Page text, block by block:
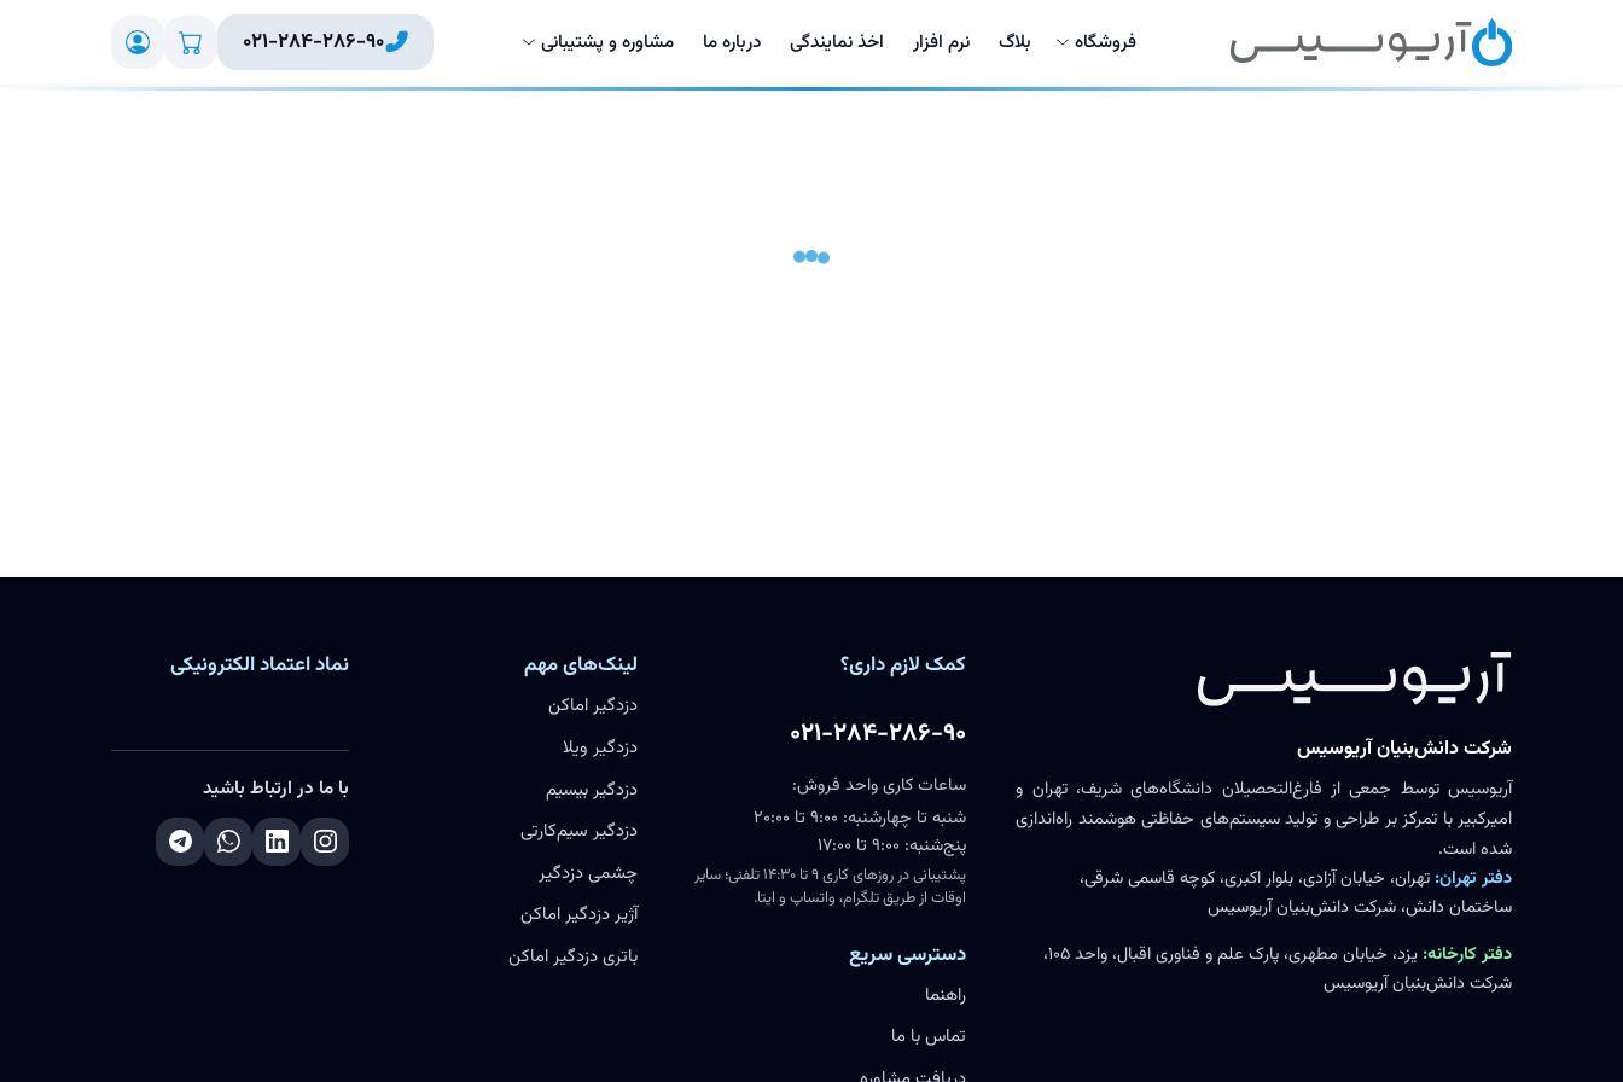
فروشگاه بلاگ نرم افزار اخذ نمایندگی درباره ما مشاوره و پشتیبانی ۰۲۱-۲۸۴-۲۸۶-۹۰
شرکت دانش‌بنیان آریوسیس
آریوسیس توسط جمعی از فارغ‌التحصیلان دانشگاه‌های شریف، تهران و
امیرکبیر با تمرکز بر طراحی و تولید سیستم‌های حفاظتی هوشمند راه‌اندازی
شده است.
دفتر تهران: تهران، خیابان آزادی، بلوار اکبری، کوچه قاسمی شرقی،
ساختمان دانش، شرکت دانش‌بنیان آریوسیس
دفتر کارخانه:
یزد، خیابان مطهری، پارک علم و فناوری اقبال، واحد ۱۰۵،
شرکت دانش‌بنیان آریوسیس
کمک لازم داری؟
۰۲۱-۲۸۴-۲۸۶-۹۰
ساعات کاری واحد فروش:
شنبه تا چهارشنبه: ۹:۰۰ تا ۲۰:۰۰
پنج‌شنبه: ۹:۰۰ تا ۱۷:۰۰
پشتیبانی در روزهای کاری ۹ تا ۱۴:۳۰ تلفنی؛ سایر
اوقات از طریق تلگرام، واتساپ و ایتا.
دسترسی سریع
راهنما
تماس با ما
لینک‌های مهم
دزدگیر اماکن
دزدگیر ویلا
دزدگیر بیسیم
دزدگیر سیم‌کارتی
چشمی دزدگیر
آژیر دزدگیر اماکن
باتری دزدگیر اماکن
نماد اعتماد الکترونیکی
با ما در ارتباط باشید